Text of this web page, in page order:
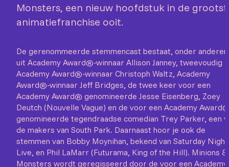
Monsters, een nieuw hoofdstuk in de
animatiefranchise ooit.
De gerenommeerde stemmencast bestaat, onder
uit Academy Award®-winnaar Allison Janney, tweevoudig
Academy Award®-winnaar Christoph Waltz, Academy
Award®-winnaar Jeff Bridges, de twee keer voor een
Academy Award® genomineerde Jesse Eisenberg, Zoey
Deutch (Nouvelle Vague) en de voor een Academy
genomineerde tegendraadse comedian Trey Parker, een
de makers van South Park. Daarnaast hoor je ook de
stemmen van Bobby Moynihan, bekend van Saturday Night
Live, en Phil LaMarr (Futurama, King of the Hill). Minions &
Monsters wordt geregisseerd door de voor een Academy